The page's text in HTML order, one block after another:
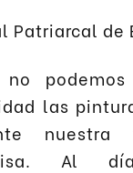
no
las
nuestra
Al